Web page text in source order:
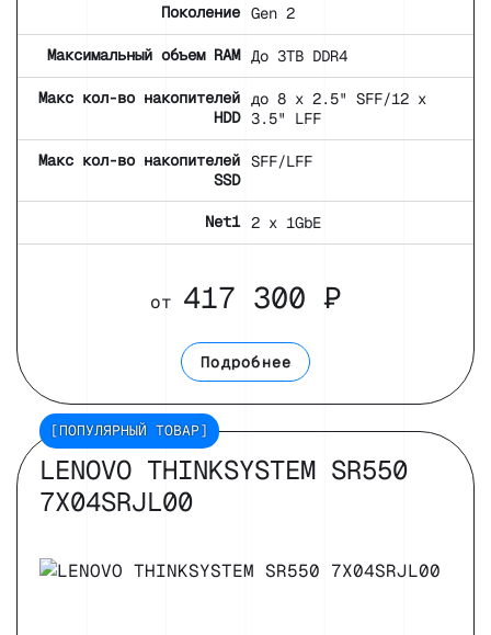
Поколение Gen 2
Максимальный объем RAM До 3TB DDR4
Макс кол-во накопителей
HDD
до 8 x 2.5" SFF/12 x
3.5" LFF
Макс кол-во накопителей
SSD
SFF/LFF
Net1 2 x 1GbE
от 417 300 ₽
Подробнее
[ПОПУЛЯРНЫЙ ТОВАР]
LENOVO THINKSYSTEM SR550
7X04SRJL00